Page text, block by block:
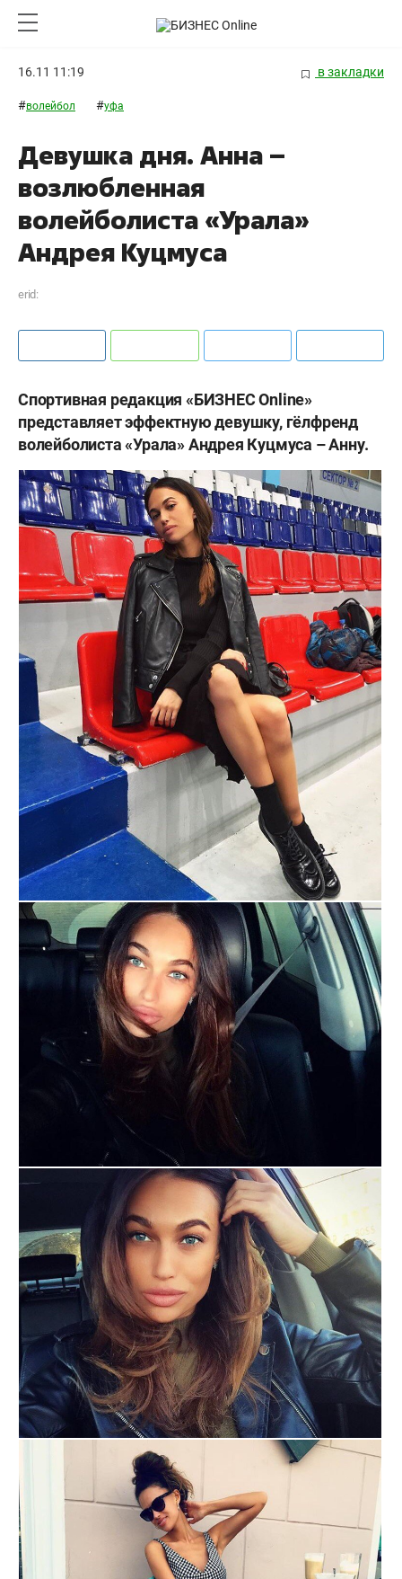
16.11 11:19 в закладки
#волейбол #уфа
Девушка дня. Анна –
возлюбленная
волейболиста «Урала»
Андрея Куцмуса
erid:
Спортивная редакция «БИЗНЕС Online»
представляет эффектную девушку, гёлфренд
волейболиста «Урала» Андрея Куцмуса – Анну.